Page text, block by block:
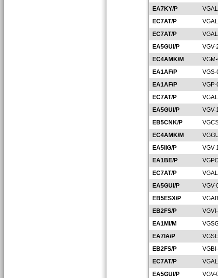
EA7KY/P
EC7AT/P
EC7AT/P
EA5GUI/P
VGV-
EC4AMK/M
EA1AF/P
EA1AF/P
EC7AT/P
EA5GUI/P
VGV-
EB5CNK/P
EC4AMK/M
EA5IIG/P
VGV-
EA1BE/P
EC7AT/P
EA5GUI/P
VGV-
EB5ESX/P
EB2FS/P
EA1MI/M
EA7IA/P
EB2FS/P
EC7AT/P
EA5GUI/P
VGV-